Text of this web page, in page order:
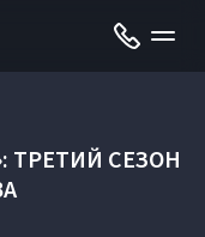
ТРЕТИЙ СЕЗОН